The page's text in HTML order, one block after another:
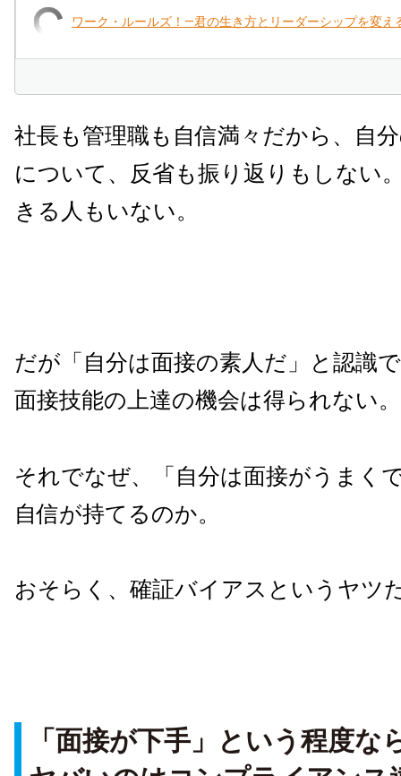
ワーク・ルールズ！―君の生き方とリーダーシップを変え
社長も管理職も自信満々だから、自
について、反省も振り返りもしない
きる人もいない。
だが「自分は面接の素人だ」と認識
面接技能の上達の機会は得られない。
それでなぜ、「自分は面接がうまく
自信が持てるのか。
おそらく、確証バイアスというヤツ
「面接が下手」という程度な